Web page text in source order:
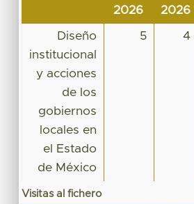
2026
2026
Diseño
institucional
y acciones
de los
gobiernos
locales en
el Estado
de México
5 4
Visitas al fichero